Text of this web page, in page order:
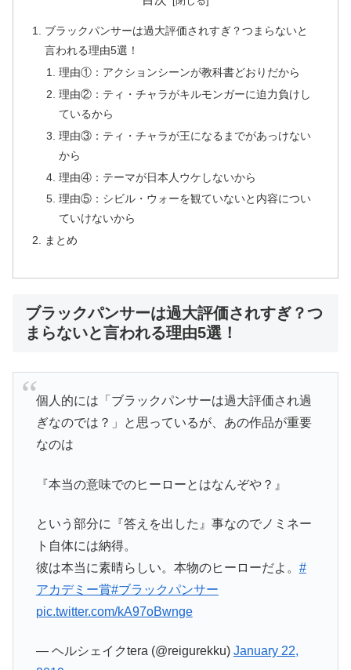
ブラックパンサーは過大評価されすぎ？つまらないと
言われる理由5選！
理由①：アクションシーンが教科書どおりだから
理由②：ティ・チャラがキルモンガーに迫力負けし
ているから
理由③：ティ・チャラが王になるまでがあっけない
から
理由④：テーマが日本人ウケしないから
理由⑤：シビル・ウォーを観ていないと内容につい
ていけないから
まとめ
ブラックパンサーは過大評価されすぎ？つ
まらないと言われる理由5選！
個人的には「ブラックパンサーは過大評価され過
ぎなのでは？」と思っているが、あの作品が重要
なのは
『本当の意味でのヒーローとはなんぞや？』
という部分に『答えを出した』事なのでノミネー
ト自体には納得。
彼は本当に素晴らしい。本物のヒーローだよ。 #
アカデミー賞#ブラックパンサー
pic.twitter.com/kA97oBwnge
— ヘルシェイクtera (@reigurekku) January 22,